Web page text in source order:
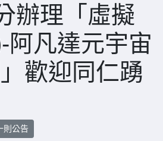
辦理「虛擬
阿凡達元宇宙
歡迎同仁踴
則公告